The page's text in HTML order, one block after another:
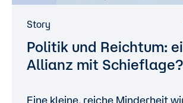
Story
Politik und Reichtum:
Allianz mit Schieflage?
Eine kleine, reiche Minderheit